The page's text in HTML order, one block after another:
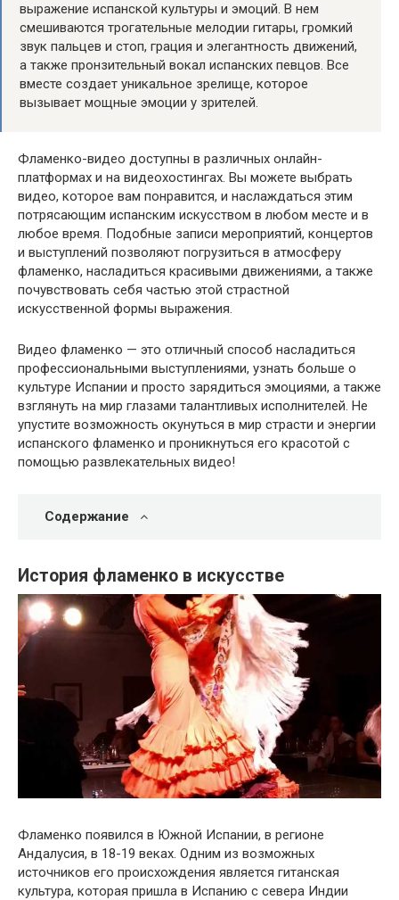
выражение испанской культуры и эмоций. В нем
смешиваются трогательные мелодии гитары, громкий
звук пальцев и стоп, грация и элегантность движений,
а также пронзительный вокал испанских певцов. Все
вместе создает уникальное зрелище, которое
вызывает мощные эмоции у зрителей.
Фламенко-видео доступны в различных онлайн-
платформах и на видеохостингах. Вы можете выбрать
видео, которое вам понравится, и наслаждаться этим
потрясающим испанским искусством в любом месте и в
любое время. Подобные записи мероприятий, концертов
и выступлений позволяют погрузиться в атмосферу
фламенко, насладиться красивыми движениями, а также
почувствовать себя частью этой страстной
искусственной формы выражения.
Видео фламенко — это отличный способ насладиться
профессиональными выступлениями, узнать больше о
культуре Испании и просто зарядиться эмоциями, а также
взглянуть на мир глазами талантливых исполнителей. Не
упустите возможность окунуться в мир страсти и энергии
испанского фламенко и проникнуться его красотой с
помощью развлекательных видео!
Содержание
История фламенко в искусстве
Фламенко появился в Южной Испании, в регионе
Андалусия, в 18-19 веках. Одним из возможных
источников его происхождения является гитанская
культура, которая пришла в Испанию с севера Индии